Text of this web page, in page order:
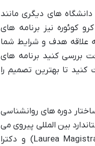
دانشگاه های دیگری مانند
کوئوره نیز برنامه های
علاقه هدف و شرایط شما
بررسی کنید برنامه های
تا بهترین تصمیم را
دوره های روانشناسی
بین المللی پیروی می
کنند و شامل مقاطع کارشناسی (Laurea Triennale) کارشناسی ارشد (Laurea Magistrale) و دکترا